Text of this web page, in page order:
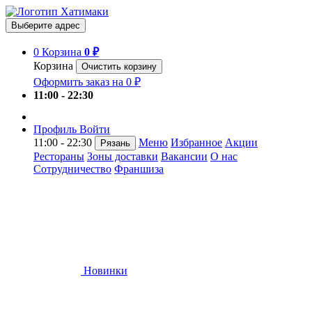
Выберите адрес
0 Корзина 0 ₽
Корзина
Очистить корзину
Оформить заказ на 0 ₽
11:00 - 22:30
Профиль Войти
11:00 - 22:30
Рязань Меню Избранное Акции
Рестораны Зоны доставки Вакансии О нас
Сотрудничество Франшиза
Новинки